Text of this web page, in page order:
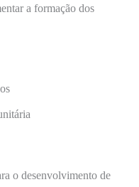
a formação dos
o desenvolvimento de